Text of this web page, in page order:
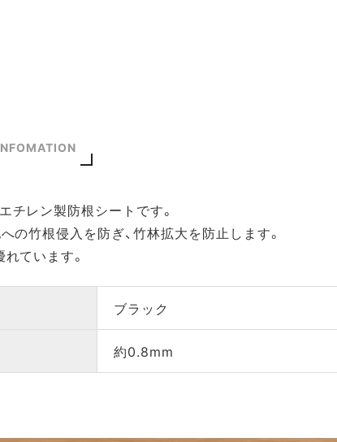
チレン製防根シートです。
の竹根侵入を防ぎ、竹林拡大を防止します。
ています。
ブラック
約0.8mm